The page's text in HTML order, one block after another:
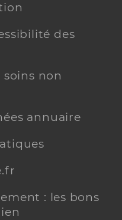
des
soins non
annuaire
: les bons